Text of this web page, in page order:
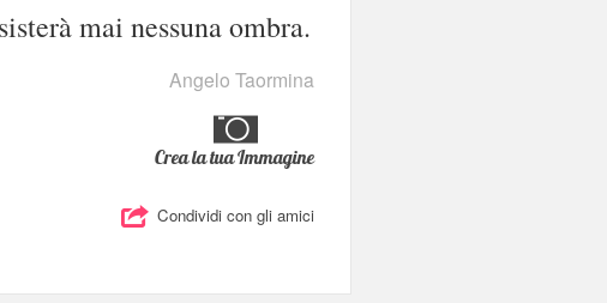
mai nessuna ombra.
Angelo Taormina
Crea la tua Immagine
Condividi con gli amici